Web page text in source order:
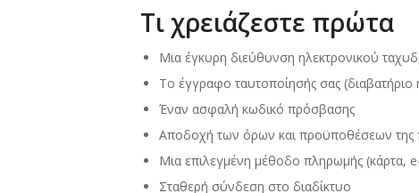
Τι χρειάζεστε πρώτα
Μια έγκυρη διεύθυνση ηλεκτρονικού
Το έγγραφο ταυτοποίησής σας (διαβατήριο
Έναν ασφαλή κωδικό πρόσβασης
Αποδοχή των όρων και προϋποθέσεων της
Μια επιλεγμένη μέθοδο πληρωμής (κάρτα,
Σταθερή σύνδεση στο διαδίκτυο